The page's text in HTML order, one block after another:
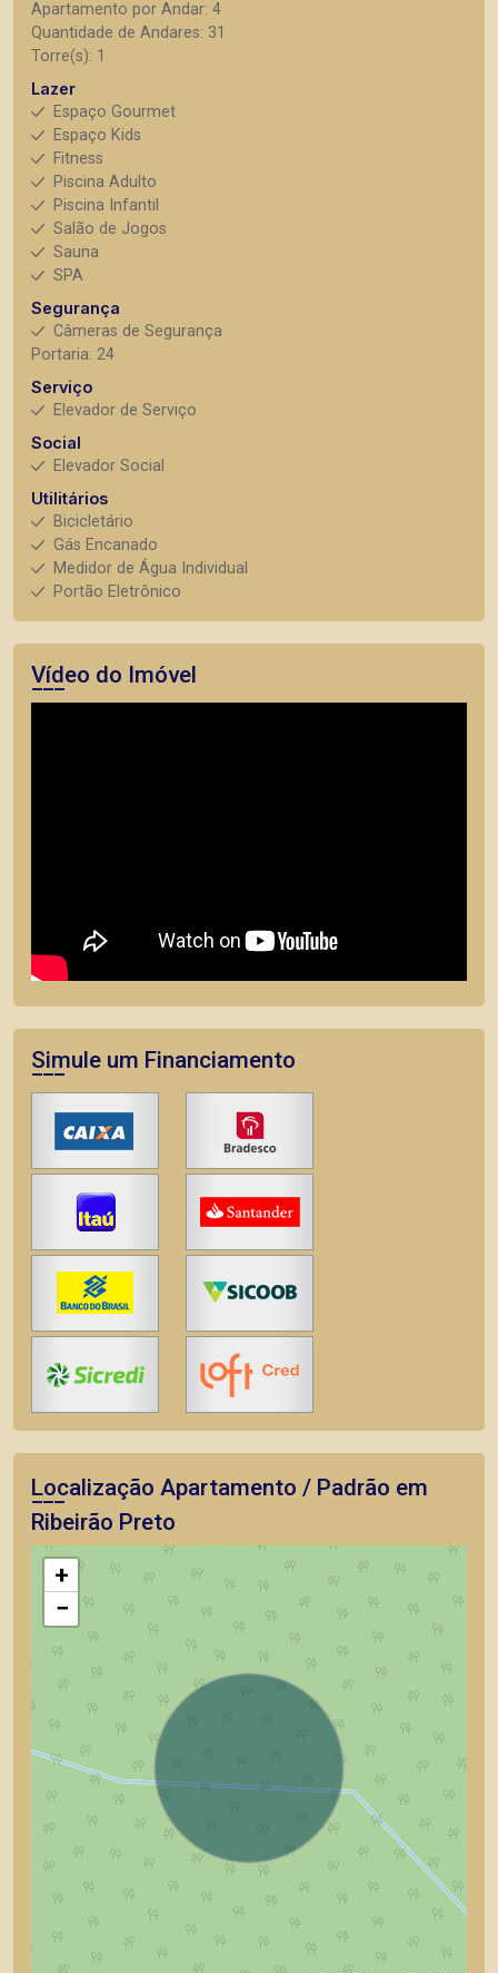
Apartamento por Andar: 4
Quantidade de Andares: 31
Torre(s): 1
Lazer
Espaço Gourmet
Espaço Kids
Fitness
Piscina Adulto
Piscina Infantil
Salão de Jogos
Sauna
SPA
Segurança
Câmeras de Segurança
Portaria: 24
Serviço
Elevador de Serviço
Social
Elevador Social
Utilitários
Bicicletário
Gás Encanado
Medidor de Água Individual
Portão Eletrônico
Vídeo do Imóvel
Simule um Financiamento
Localização Apartamento / Padrão em
Ribeirão Preto
+
−